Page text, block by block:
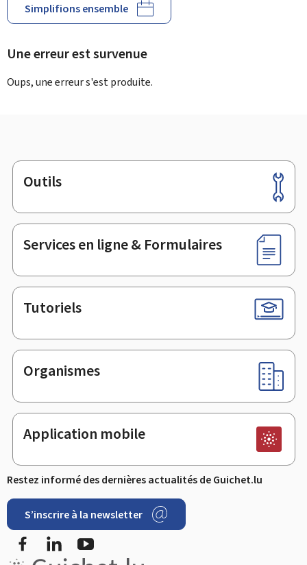
Simplifions ensemble
Une erreur est survenue
Oups, une erreur s'est produite.
Pied
de
page
Outils
Services en ligne & Formulaires
Tutoriels
Organismes
Application mobile
Restez informé des dernières actualités de Guichet.lu
S’inscrire à la newsletter
FacebookLinkedIn